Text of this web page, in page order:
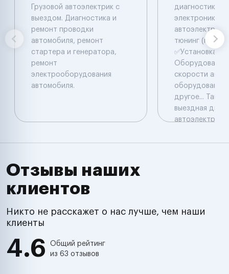
Грузовой автоэлектрик с
выездом. Диагностика и
ремонт проводки
автомобиля, ремонт
стартера и генератора,
ремонт
электрооборудования
автомобиля.
диaгнocтикa
электpоники и
тюнинг
✅Уcтaновкa
Обоpудовaния
скорости
дpугое...
выездная
автоэлектрика
Отзывы наших
клиентов
Никто не расскажет о нас лучше, чем наши
клиенты
4.6
Общий рейтинг
из 63 отзывов